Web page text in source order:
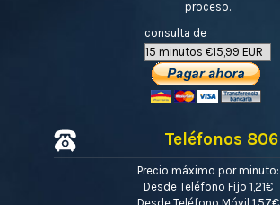
proceso.
consulta de
Teléfonos 806
Precio máximo por minuto:
Desde Teléfono Fijo 1,21€